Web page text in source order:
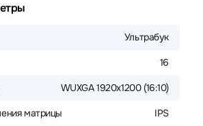
Ультрабук
16
WUXGA 1920x1200 (16:10)
матрицы IPS